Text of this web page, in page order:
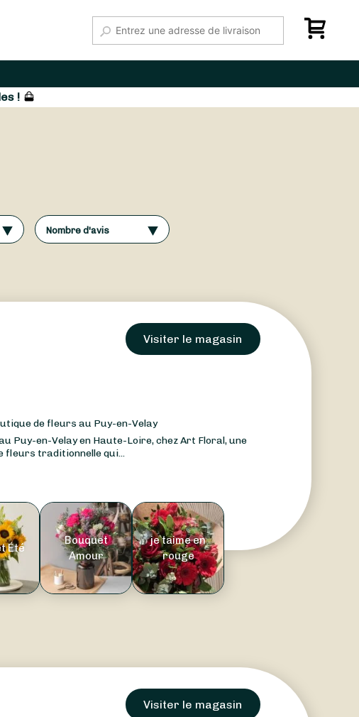
!
Nombre d'avis
Visiter le magasin
de fleurs au Puy-en-Velay
Puy-en-Velay en Haute-Loire, chez Art Floral, une
fleurs traditionnelle qui...
Été
Bouquet
Amour
je taime en
rouge
Visiter le magasin